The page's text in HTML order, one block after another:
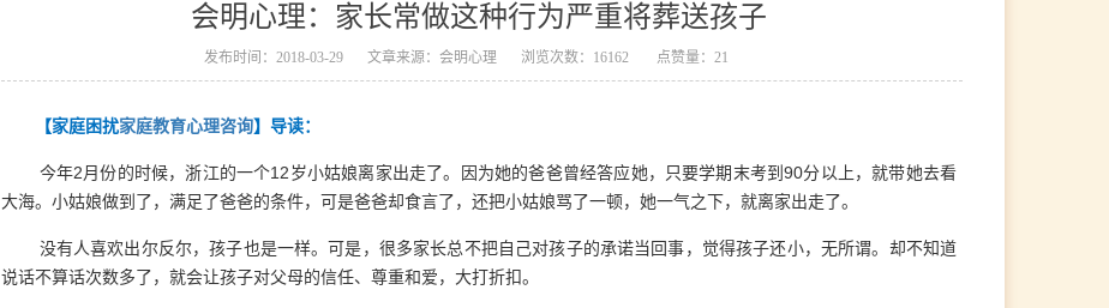
会明心理：家长常做这种行为严重将葬送孩子
发布时间：2018-03-29 文章来源：会明心理 浏览次数：16162 点赞量：21
【家庭困扰家庭教育心理咨询】导读：
今年2月份的时候，浙江的一个12岁小姑娘离家出走了。因为她的爸爸曾经答应她，只要学期末考到90分以上，就带她去看
大海。小姑娘做到了，满足了爸爸的条件，可是爸爸却食言了，还把小姑娘骂了一顿，她一气之下，就离家出走了。
没有人喜欢出尔反尔，孩子也是一样。可是，很多家长总不把自己对孩子的承诺当回事，觉得孩子还小，无所谓。却不知道
说话不算话次数多了，就会让孩子对父母的信任、尊重和爱，大打折扣。